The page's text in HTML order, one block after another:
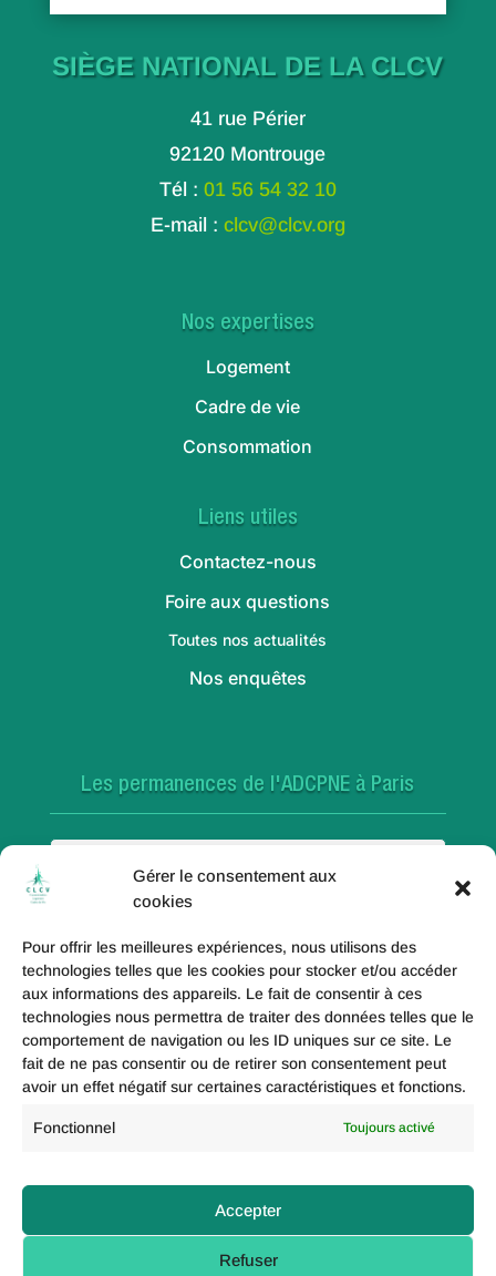
Gérer le consentement aux
cookies
Pour offrir les meilleures expériences, nous utilisons des
technologies telles que les cookies pour stocker et/ou accéder
aux informations des appareils. Le fait de consentir à ces
technologies nous permettra de traiter des données telles que le
comportement de navigation ou les ID uniques sur ce site. Le
fait de ne pas consentir ou de retirer son consentement peut
avoir un effet négatif sur certaines caractéristiques et fonctions.
Fonctionnel Toujours activé
Accepter
Refuser
SIÈGE NATIONAL DE LA CLCV
41 rue Périer
92120 Montrouge
Tél : 01 56 54 32 10
E-mail : clcv@clcv.org
Nos expertises
Logement
Cadre de vie
Consommation
Liens utiles
Contactez-nous
Foire aux questions
Toutes nos actualités
Nos enquêtes
Les permanences de l'ADCPNE à Paris
Paris 18e
Paris 20e
Paris 19e
Politique de coolies (UE)
Mentions légales